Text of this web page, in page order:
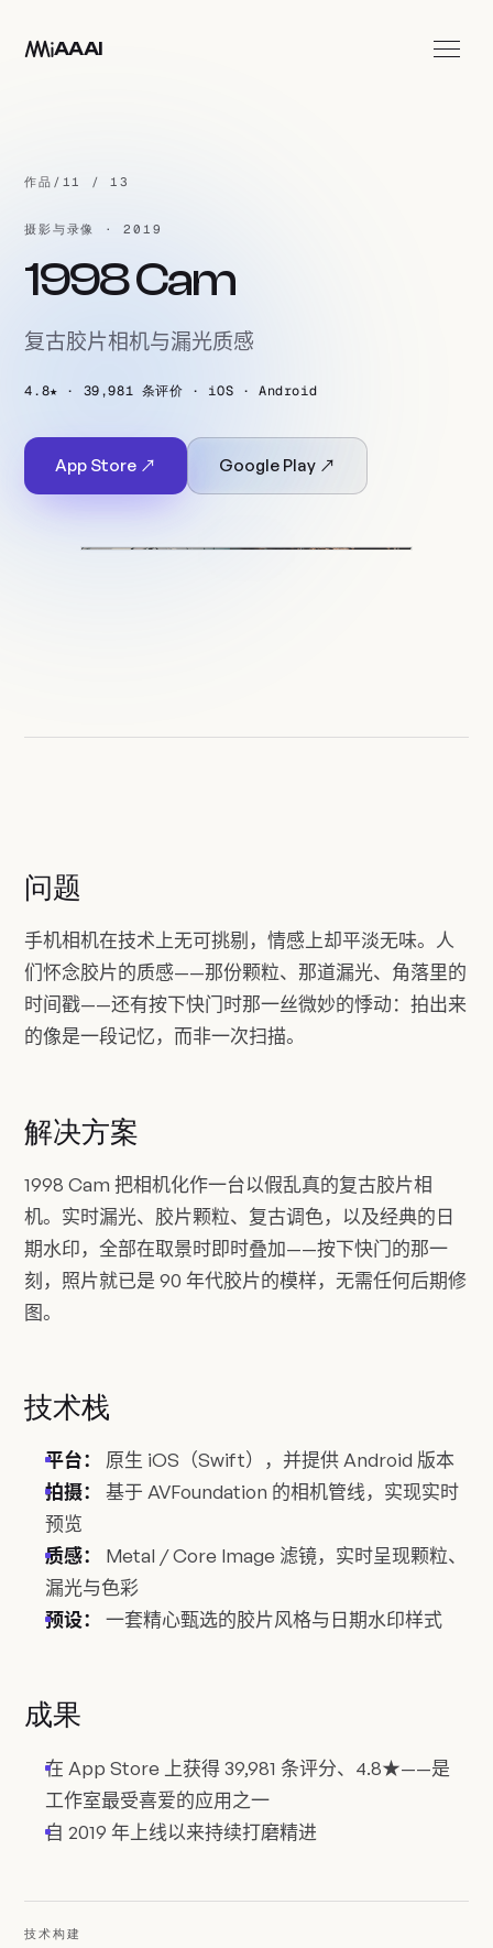
AAAI
作品 / 11 / 13
摄影与录像 · 2019
1998 Cam
复古胶片相机与漏光质感
4.8★ · 39,981 条评价 · iOS · Android
App Store ↗ Google Play ↗
问题
手机相机在技术上无可挑剔，情感上却平淡无味。人
们怀念胶片的质感——那份颗粒、那道漏光、角落里的
时间戳——还有按下快门时那一丝微妙的悸动：拍出来
的像是一段记忆，而非一次扫描。
解决方案
1998 Cam 把相机化作一台以假乱真的复古胶片相
机。实时漏光、胶片颗粒、复古调色，以及经典的日
期水印，全部在取景时即时叠加——按下快门的那一
刻，照片就已是 90 年代胶片的模样，无需任何后期修
图。
技术栈
平台：
原生 iOS（Swift），并提供 Android 版本
拍摄：
基于 AVFoundation 的相机管线，实现实时
预览
质感：
Metal / Core Image 滤镜，实时呈现颗粒、
漏光与色彩
预设：
一套精心甄选的胶片风格与日期水印样式
成果
在 App Store 上获得 39,981 条评分、4.8★——是
工作室最受喜爱的应用之一
自 2019 年上线以来持续打磨精进
技术构建